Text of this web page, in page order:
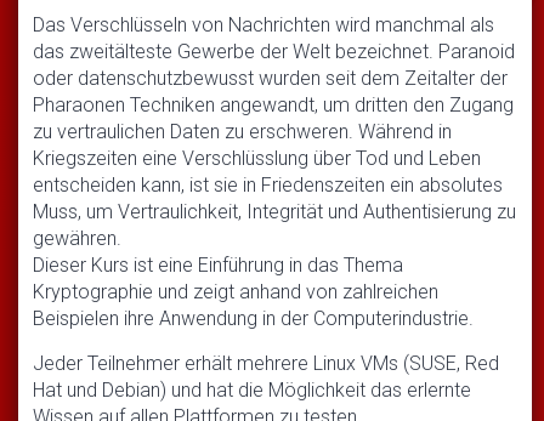
Das Verschlüsseln von Nachrichten wird manchmal als
das zweitälteste Gewerbe der Welt bezeichnet. Paranoid
oder datenschutzbewusst wurden seit dem Zeitalter der
Pharaonen Techniken angewandt, um dritten den Zugang
zu vertraulichen Daten zu erschweren. Während in
Kriegszeiten eine Verschlüsslung über Tod und Leben
entscheiden kann, ist sie in Friedenszeiten ein absolutes
Muss, um Vertraulichkeit, Integrität und Authentisierung zu
gewähren.
Dieser Kurs ist eine Einführung in das Thema
Kryptographie und zeigt anhand von zahlreichen
Beispielen ihre Anwendung in der Computerindustrie.
Jeder Teilnehmer erhält mehrere Linux VMs (SUSE, Red
Hat und Debian) und hat die Möglichkeit das erlernte